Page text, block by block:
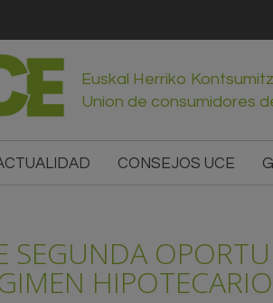
Euskal Herriko
Union de consumidores
CONSEJOS UCE
aquí
SEGUNDA